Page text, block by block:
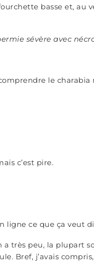
basse et, au
sévère avec
le
c’est pire.
ligne ce que ça veut
a très peu, la plupart
Bref, j’avais